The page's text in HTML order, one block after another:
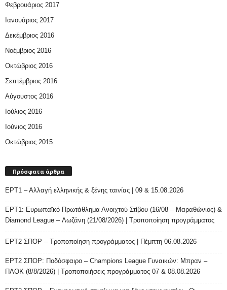
Φεβρουάριος 2017
Ιανουάριος 2017
Δεκέμβριος 2016
Νοέμβριος 2016
Οκτώβριος 2016
Σεπτέμβριος 2016
Αύγουστος 2016
Ιούλιος 2016
Ιούνιος 2016
Οκτώβριος 2015
Πρόσφατα άρθρα
ΕΡΤ1 – Αλλαγή ελληνικής & ξένης ταινίας | 09 & 15.08.2026
ΕΡΤ1: Ευρωπαϊκό Πρωτάθλημα Ανοιχτού Στίβου (16/08 – Μαραθώνιος) &
Diamond League – Λωζάνη (21/08/2026) | Τροποποίηση προγράμματος
ΕΡΤ2 ΣΠΟΡ – Τροποποίηση προγράμματος | Πέμπτη 06.08.2026
ΕΡΤ2 ΣΠΟΡ: Ποδόσφαιρο – Champions League Γυναικών: Μπραν –
ΠΑΟΚ (8/8/2026) | Τροποποιήσεις προγράμματος 07 & 08.08.2026